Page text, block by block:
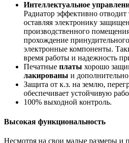
Интеллектуальное
Радиатор эффективно отводит
оставляя электронику
производственного
прохождение
электронные компоненты.
время работы и надежность
Печатные платы хорошо
лакированы и дополнительно
Защита от к.з. на землю,
обеспечивает устойчивую
100% выходной контроль.
Высокая функциональность
Несмотря на свои малые размеры и